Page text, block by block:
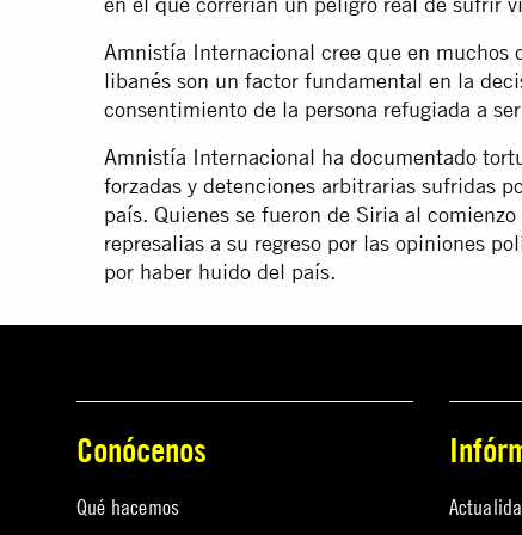
Amnistía Internacional cree que en muchos
libanés son un factor fundamental en la
consentimiento de la persona refugiada a
Amnistía Internacional ha documentado
forzadas y detenciones arbitrarias sufridas
país. Quienes se fueron de Siria al
represalias a su regreso por las opiniones
por haber huido del país.
Conócenos
Qué hacemos